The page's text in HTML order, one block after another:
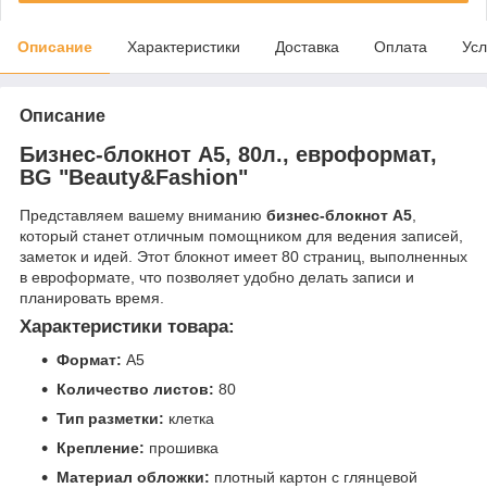
Описание Характеристики Доставка Оплата
Описание
Бизнес-блокнот А5, 80л., евроформат,
BG "Beauty&Fashion"
Представляем вашему вниманию бизнес-блокнот А5,
который станет отличным помощником для ведения записей,
заметок и идей. Этот блокнот имеет 80 страниц, выполненных
в евроформате, что позволяет удобно делать записи и
планировать время.
Характеристики товара:
Формат: А5
Количество листов: 80
Тип разметки: клетка
Крепление: прошивка
Материал обложки: плотный картон с глянцевой